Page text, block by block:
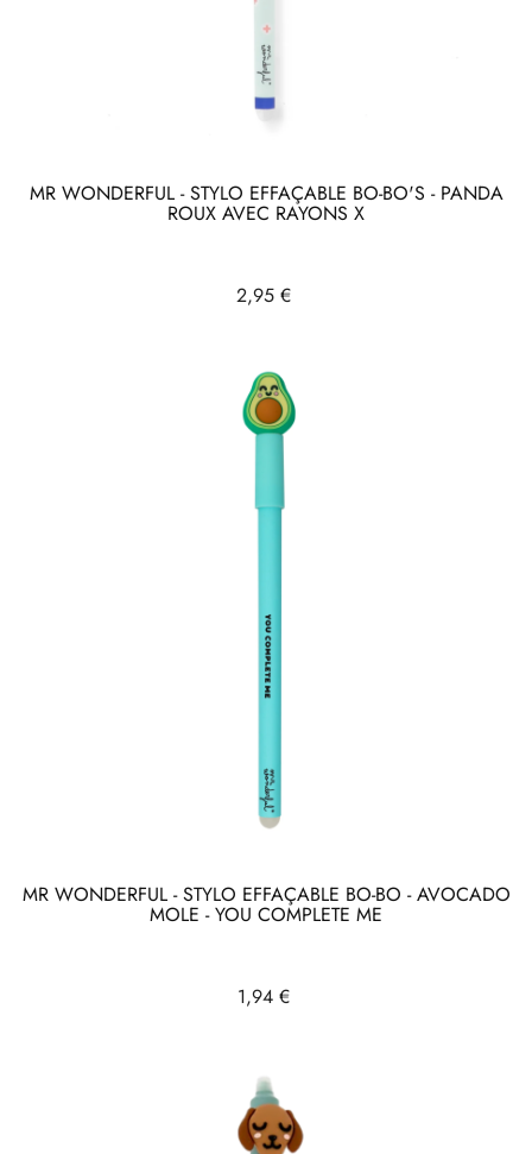
MR WONDERFUL - STYLO EFFAÇABLE BO-BO'S - PANDA
ROUX AVEC RAYONS X
Prix
2,95 €
MR WONDERFUL - STYLO EFFAÇABLE BO-BO - AVOCADO
MOLE - YOU COMPLETE ME
Prix
1,94 €